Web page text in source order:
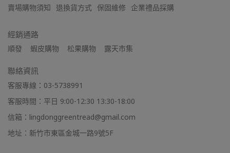
賣場購物須知 退換貨方式 保固維修 企業禮品採購
經銷通路
順發    蝦皮購物    松果購物    露天市集
聯絡資訊
客服專線：03-5738991
客服時間：平日 9:00-12:30 13:30-18:00
信箱：lingdonggreentread@gmail.com
地址：新竹市東區金城一路9號5F